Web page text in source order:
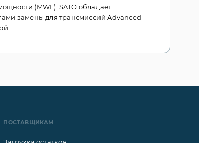
(MWL). SATO обладает
замены для трансмиссий Advanced
ПОСТАВЩИКАМ